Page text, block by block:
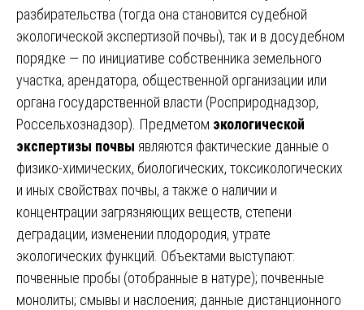
разбирательства (тогда она становится судебной
экологической экспертизой почвы), так и в досудебном
порядке — по инициативе собственника земельного
участка, арендатора, общественной организации или
органа государственной власти (Росприроднадзор,
Россельхознадзор). Предметом экологической
экспертизы почвы являются фактические данные о
физико-химических, биологических, токсикологических
и иных свойствах почвы, а также о наличии и
концентрации загрязняющих веществ, степени
деградации, изменении плодородия, утрате
экологических функций. Объектами выступают:
почвенные пробы (отобранные в натуре); почвенные
монолиты; смывы и наслоения; данные дистанционного